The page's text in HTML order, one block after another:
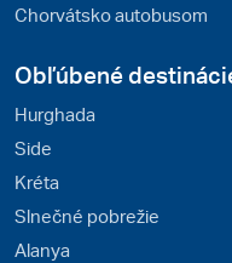
Chorvátsko autobusom
Obľúbené
Hurghada
Side
Kréta
Slnečné pobrežie
Alanya